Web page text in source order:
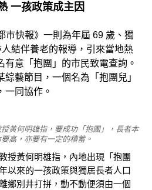
一孩政策成主因
市快報》一則為年屆 69 歲、獨
結伴養老的報導，引來當地熱
有意「抱團」的市民致電查詢。
綜藝節目，一個名為「抱團兒」
一同協作。
黃何明雄指，要成功「抱團」，長者本
高，亦要有一定的積蓄。
授黃何明雄指，內地出現「抱團
以來的一孩政策與獨居長者人口
鄉別井打拼，動不動便須由一個